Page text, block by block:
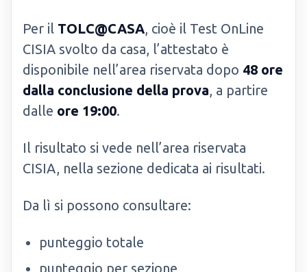
Per il TOLC@CASA, cioè il Test OnLine
CISIA svolto da casa, l’attestato è
disponibile nell’area riservata dopo 48 ore
dalla conclusione della prova, a partire
dalle ore 19:00.
Il risultato si vede nell’area riservata
CISIA, nella sezione dedicata ai risultati.
Da lì si possono consultare:
punteggio totale
punteggio per sezione